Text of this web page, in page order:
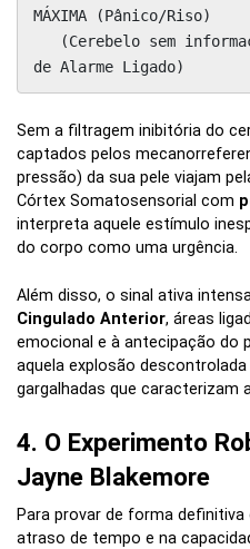
MÁXIMA (Pânico/Riso)
Sem a filtragem inibitória do
captados pelos
pressão) da sua pele viajam
Córtex Somatosensorial com
interpreta aquele estímulo
do corpo como uma urgência.
Além disso, o sinal ativa
Cingulado Anterior, áreas
emocional e à antecipação do
aquela explosão
gargalhadas que caracterizam
4. O Experimento
Jayne Blakemore
Para provar de forma
atraso de tempo e na